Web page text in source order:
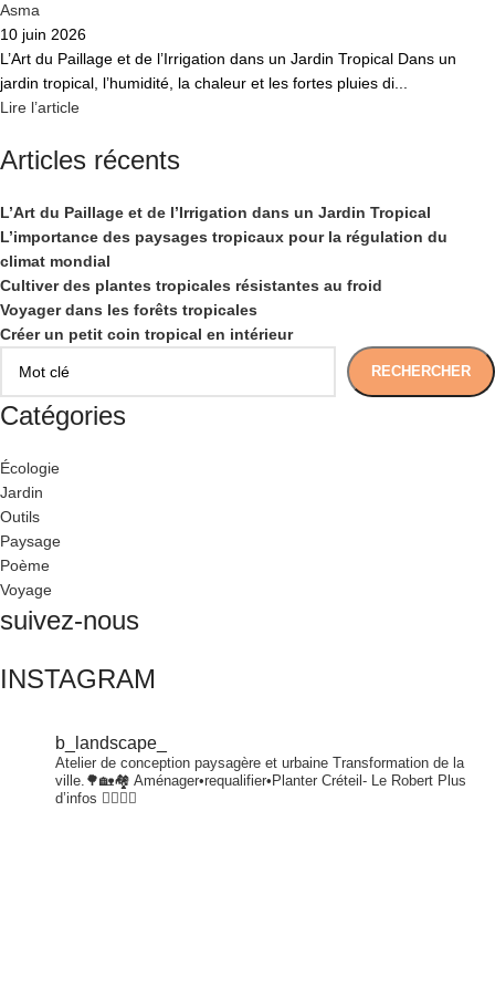
Asma
10 juin 2026
L’Art du Paillage et de l’Irrigation dans un Jardin Tropical Dans un
jardin tropical, l’humidité, la chaleur et les fortes pluies di...
Lire l’article
Articles récents
L’Art du Paillage et de l’Irrigation dans un Jardin Tropical
L’importance des paysages tropicaux pour la régulation du
climat mondial
Cultiver des plantes tropicales résistantes au froid
Voyager dans les forêts tropicales
Créer un petit coin tropical en intérieur
RECHERCHER
Catégories
Écologie
Jardin
Outils
Paysage
Poème
Voyage
suivez-nous
INSTAGRAM
b_landscape_
Atelier de conception paysagère et urbaine Transformation de la
ville.🌳🏡🏘 Aménager•requalifier•Planter Créteil- Le Robert Plus
d’infos 👇🏾👇🏾